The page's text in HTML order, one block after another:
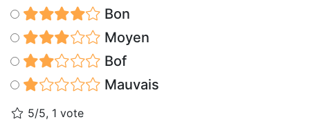
Bon
Moyen
Bof
Mauvais
5/5, 1 vote